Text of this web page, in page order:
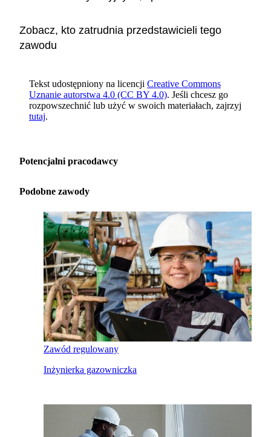
Zobacz, kto zatrudnia przedstawicieli tego
zawodu
Tekst udostępniony na licencji Creative Commons
Uznanie autorstwa 4.0 (CC BY 4.0). Jeśli chcesz go
rozpowszechnić lub użyć w swoich materiałach, zajrzyj
tutaj.
Potencjalni pracodawcy
Podobne zawody
Zawód regulowany
Inżynierka gazowniczka